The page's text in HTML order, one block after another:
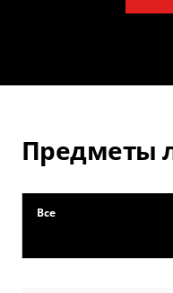
Предметы
Все